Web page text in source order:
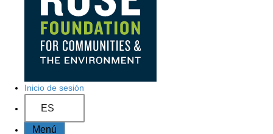
Inicio de sesión
ES
Menú